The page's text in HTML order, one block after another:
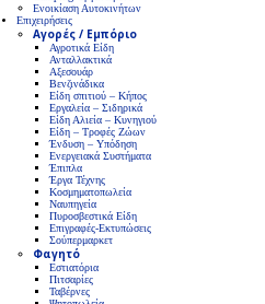
Ενοικίαση Αυτοκινήτων
Επιχειρήσεις
Αγορές / Εμπόριο
Αγροτικά Είδη
Ανταλλακτικά
Αξεσουάρ
Βενζινάδικα
Είδη σπιτιού – Κήπος
Εργαλεία – Σιδηρικά
Είδη Αλιεία – Κυνηγιού
Είδη – Τροφές Ζώων
Ένδυση – Υπόδηση
Ενεργειακά Συστήματα
Έπιπλα
Έργα Τέχνης
Κοσμηματοπωλεία
Ναυπηγεία
Πυροσβεστικά Είδη
Επιγραφές-Εκτυπώσεις
Σούπερμαρκετ
Φαγητό
Εστιατόρια
Πιτσαρίες
Ταβέρνες